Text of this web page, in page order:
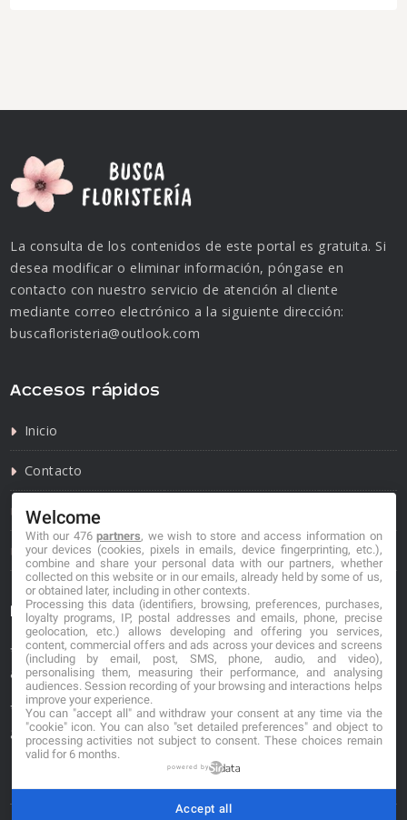
La consulta de los contenidos de este portal es gratuita. Si
desea modificar o eliminar información, póngase en
contacto con nuestro servicio de atención al cliente
mediante correo electrónico a la siguiente dirección:
buscafloristeria@outlook.com
Accesos rápidos
Inicio
Contacto
Política de privacidad
Política de cookies
Información de contacto
*No se garantiza que los datos mostrados estén
actualizados.
** Los precios mostrados son estimaciones y no se
garantiza su veracidad.
Welcome
With our 476partners, we wish to store and access information on
your devices (cookies, pixels in emails, device fingerprinting, etc.),
combine and share your personal data with our partners, whether
collected on this website or in our emails, already held by some of us,
or obtained later, including in other contexts.
Processing this data (identifiers, browsing, preferences, purchases,
loyalty programs, IP, postal addresses and emails, phone, precise
geolocation, etc.) allows developing and offering you services,
content, commercial offers and ads across your devices and screens
(including by email, post, SMS, phone, audio, and video),
personalising them, measuring their performance, and analysing
audiences. Session recording of your browsing and interactions helps
improve your experience.
You can "accept all" and withdraw your consent at any time via the
"cookie" icon. You can also "set detailed preferences" and object to
processing activities not subject to consent. These choices remain
valid for 6 months.
powered by
Accept all